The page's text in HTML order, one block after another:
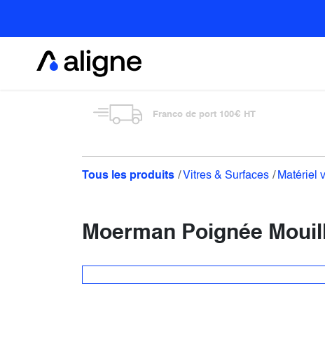
Franco de port 100€ HT
Tous les produits Vitres & Surfaces Matériel
Moerman Poignée